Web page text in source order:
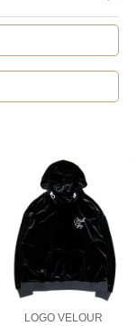
LOGO VELOUR